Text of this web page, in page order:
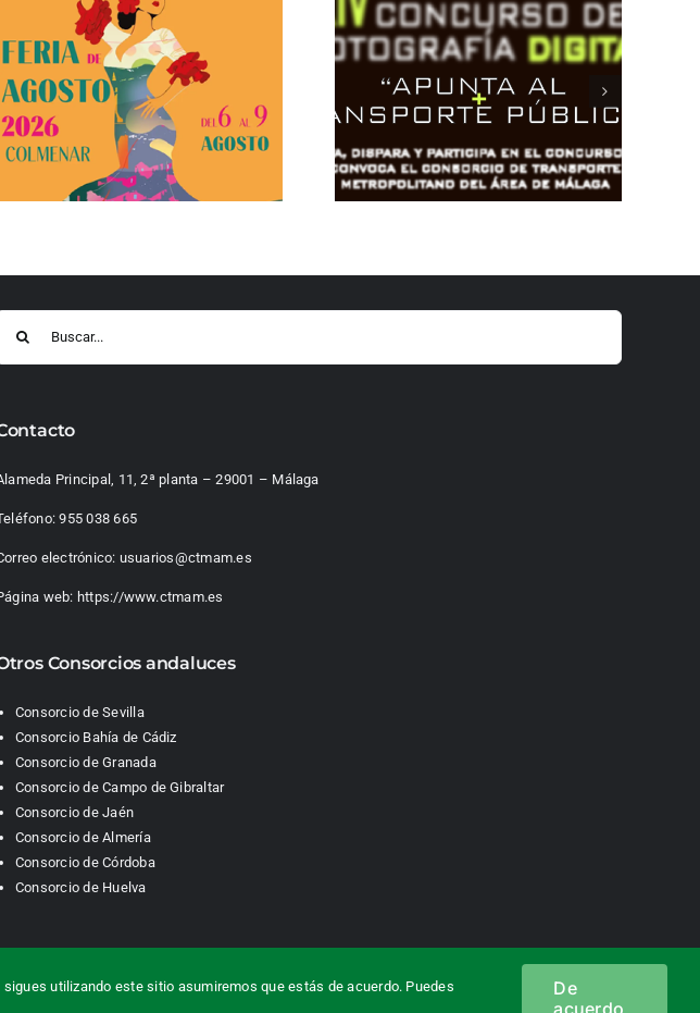
Principal, 11, 2ª planta – 29001 – Málaga
955 038 665
electrónico: usuarios@ctmam.es
web: https://www.ctmam.es
Consorcios andaluces
Consorcio de Sevilla
Consorcio Bahía de Cádiz
Consorcio de Granada
Consorcio de Campo de Gibraltar
Consorcio de Jaén
Consorcio de Almería
Consorcio de Córdoba
Consorcio de Huelva
utilizando este sitio asumiremos que estás de acuerdo. Puedes
De
acuerdo